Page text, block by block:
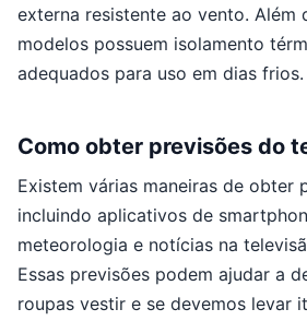
externa resistente ao vento. Além
modelos possuem isolamento
adequados para uso em dias frios.
Como obter previsões do
Existem várias maneiras de obter
incluindo aplicativos de
meteorologia e notícias na
Essas previsões podem ajudar a
roupas vestir e se devemos levar